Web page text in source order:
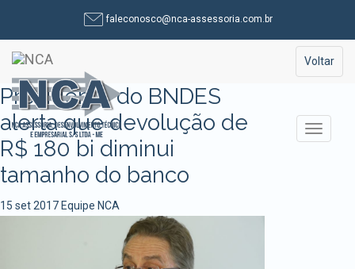
para
o
conteúdo
faleconosco@nca-assessoria.com.br
Toggle
Voltar
Presidente do BNDES
alerta que devolução de
R$ 180 bi diminui
tamanho do banco
15 set 2017 Equipe NCA